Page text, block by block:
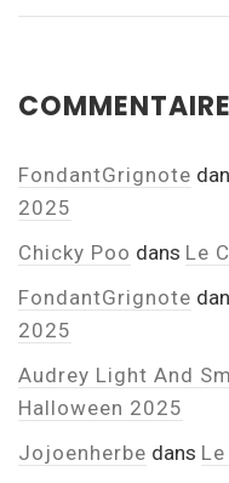
FondantGrignote
2025
Chicky Poo dans Le
FondantGrignote
2025
Audrey Light And
Halloween 2025
Jojoenherbe dans